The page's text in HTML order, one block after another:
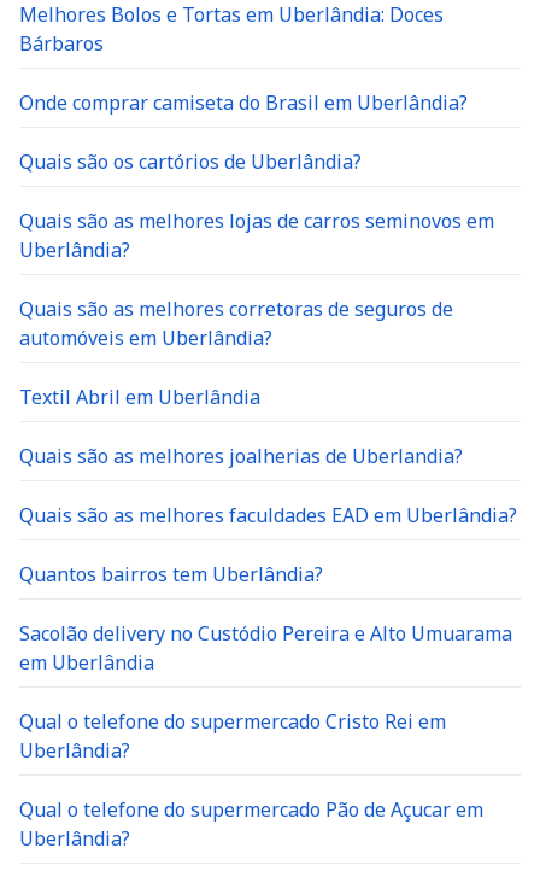
Melhores Bolos e Tortas em Uberlândia: Doces
Bárbaros
Onde comprar camiseta do Brasil em Uberlândia?
Quais são os cartórios de Uberlândia?
Quais são as melhores lojas de carros seminovos em
Uberlândia?
Quais são as melhores corretoras de seguros de
automóveis em Uberlândia?
Textil Abril em Uberlândia
Quais são as melhores joalherias de Uberlandia?
Quais são as melhores faculdades EAD em Uberlândia?
Quantos bairros tem Uberlândia?
Sacolão delivery no Custódio Pereira e Alto Umuarama
em Uberlândia
Qual o telefone do supermercado Cristo Rei em
Uberlândia?
Qual o telefone do supermercado Pão de Açucar em
Uberlândia?